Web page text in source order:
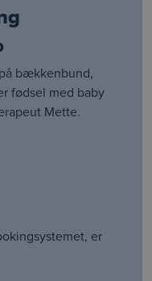
bækkenbund,
fødsel med baby
Mette.
er